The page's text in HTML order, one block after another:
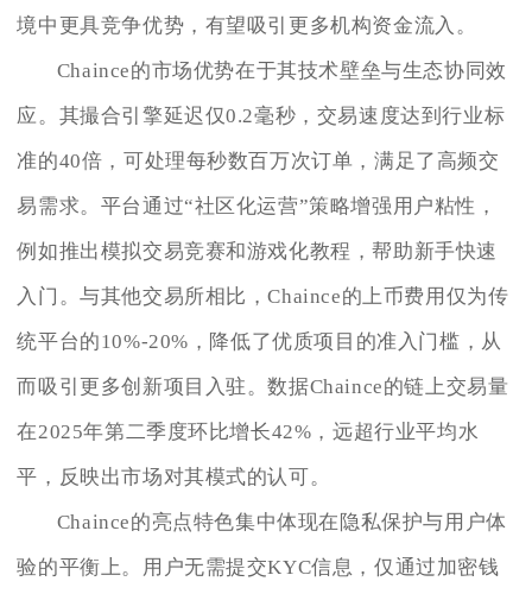
境中更具竞争优势，有望吸引更多机构资金流入。
Chaince的市场优势在于其技术壁垒与生态协同效
应。其撮合引擎延迟仅0.2毫秒，交易速度达到行业标
准的40倍，可处理每秒数百万次订单，满足了高频交
易需求。平台通过“社区化运营”策略增强用户粘性，
例如推出模拟交易竞赛和游戏化教程，帮助新手快速
入门。与其他交易所相比，Chaince的上币费用仅为传
统平台的10%-20%，降低了优质项目的准入门槛，从
而吸引更多创新项目入驻。数据Chaince的链上交易量
在2025年第二季度环比增长42%，远超行业平均水
平，反映出市场对其模式的认可。
Chaince的亮点特色集中体现在隐私保护与用户体
验的平衡上。用户无需提交KYC信息，仅通过加密钱